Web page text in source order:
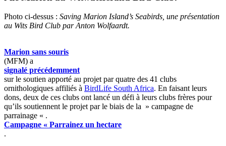
Photo ci-dessus : Saving Marion Island’s Seabirds, une présentation
au Wits Bird Club par Anton Wolfaardt.
Marion sans souris
(MFM) a
signalé précédemment
sur le soutien apporté au projet par quatre des 41 clubs
ornithologiques affiliés à BirdLife South Africa. En faisant leurs
dons, deux de ces clubs ont lancé un défi à leurs clubs frères pour
qu’ils soutiennent le projet par le biais de la » campagne de
parrainage « .
Campagne « Parrainez un hectare
.